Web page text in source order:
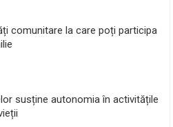
comunitare la care poți participa
susține autonomia în activitățile